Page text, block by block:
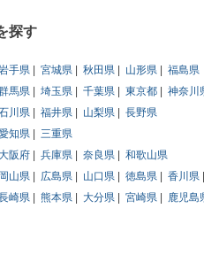
探す
手県 宮城県 秋田県 山形県
福島県
馬県 埼玉県 千葉県 東京都
神奈川
川県 福井県 山梨県
長野県
知県
三重県
大阪府 兵庫県 奈良県
和歌山県
岡山県 広島県 山口県 徳島県 香川県
崎県 熊本県 大分県 宮崎県 鹿児島